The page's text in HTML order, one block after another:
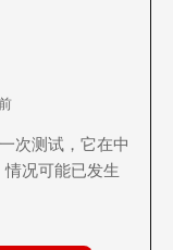
次测试，它在中
况可能已发生